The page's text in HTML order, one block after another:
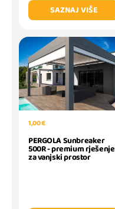
SAZNAJ VIŠE
1,00 €
PERGOLA Sunbreaker
500R - premium rješenje
za vanjski prostor